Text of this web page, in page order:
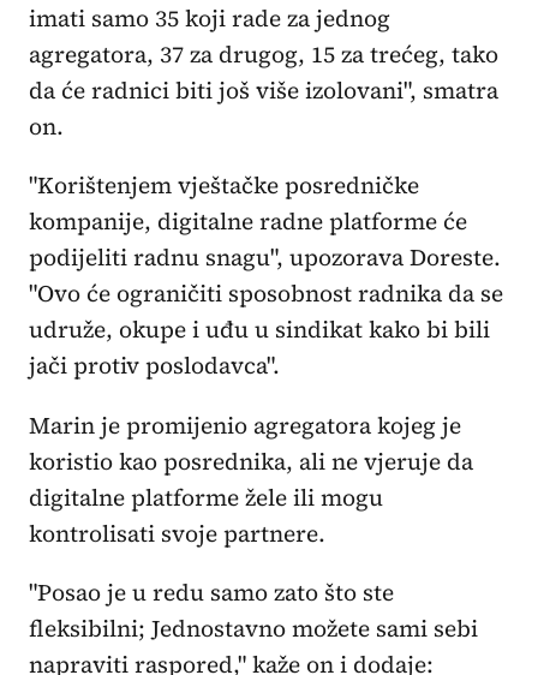
imati samo 35 koji rade za jednog
agregatora, 37 za drugog, 15 za trećeg, tako
da će radnici biti još više izolovani", smatra
on.
"Korištenjem vještačke posredničke
kompanije, digitalne radne platforme će
podijeliti radnu snagu", upozorava Doreste.
"Ovo će ograničiti sposobnost radnika da se
udruže, okupe i uđu u sindikat kako bi bili
jači protiv poslodavca".
Marin je promijenio agregatora kojeg je
koristio kao posrednika, ali ne vjeruje da
digitalne platforme žele ili mogu
kontrolisati svoje partnere.
"Posao je u redu samo zato što ste
fleksibilni; Jednostavno možete sami sebi
napraviti raspored," kaže on i dodaje: